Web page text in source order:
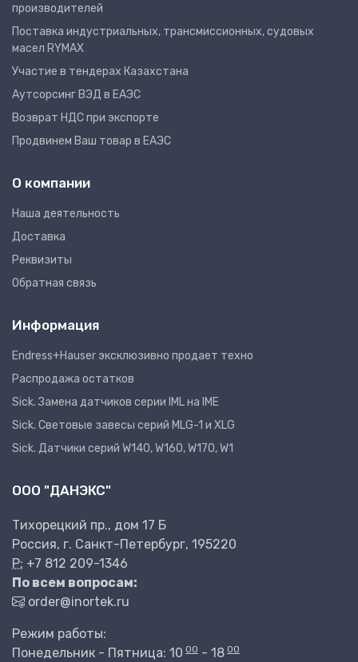
производителей
Поставка индустриальных, трансмиссионных, судовых
масел RYMAX
Участие в тендерах Казахстана
Аутсорсинг ВЭД в ЕАЭС
Возврат НДС при экспорте
Продвинем Ваш товар в ЕАЭС
О компании
Наша деятельность
Доставка
Реквизиты
Обратная связь
Информация
Endress+Hauser эксклюзивно продает техно
Распродажа остатков
Sick. Замена датчиков серии IML на IME
Sick. Световые завесы серий MLG-1 и XLG
Sick. Датчики серий W140, W160, W170, W1
ООО "ДАНЭКС"
Тихорецкий пр., дом 17 Б
Россия, г. Санкт-Петербург, 195220
P: +7 812 209-1346
По всем вопросам:
order@inortek.ru
Режим работы:
Понедельник - Пятница: 10 00 - 18 00